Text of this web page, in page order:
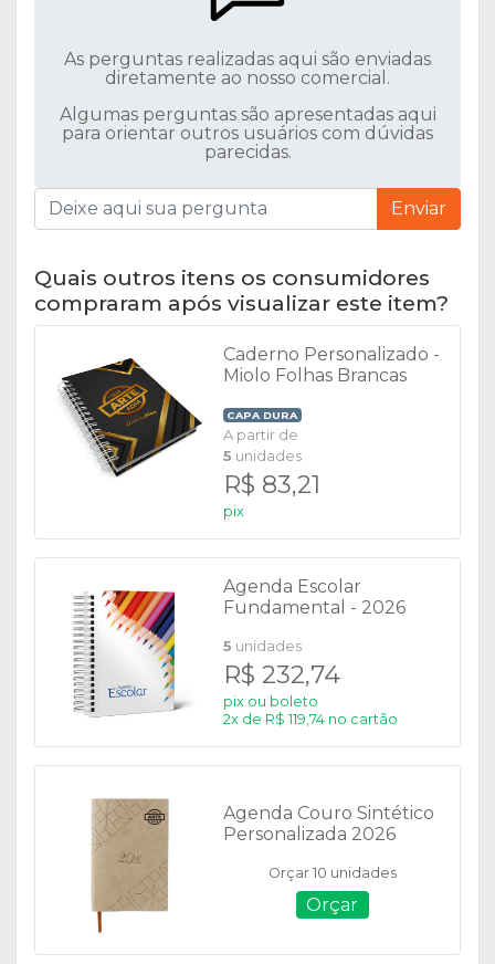
As perguntas realizadas aqui são enviadas
diretamente ao nosso comercial.
Algumas perguntas são apresentadas aqui
para orientar outros usuários com dúvidas
parecidas.
Enviar
Quais outros itens os consumidores
compraram após visualizar este item?
Caderno Personalizado -
Miolo Folhas Brancas
CAPA DURA
A partir de
5 unidades
R$ 83,21
pix
Agenda Escolar
Fundamental - 2026
5 unidades
R$ 232,74
pix ou boleto
2x de R$ 119,74 no cartão
Agenda Couro Sintético
Personalizada 2026
Orçar 10 unidades
Orçar